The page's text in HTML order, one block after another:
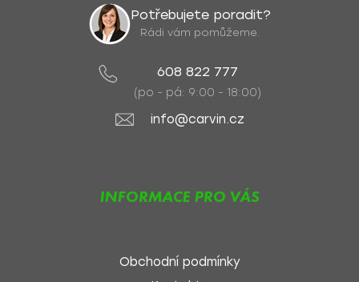
Potřebujete poradit?
Rádi vám pomůžeme.
608 822 777
(po - pá: 9:00 - 18:00)
info@carvin.cz
INFORMACE PRO VÁS
Obchodní podmínky